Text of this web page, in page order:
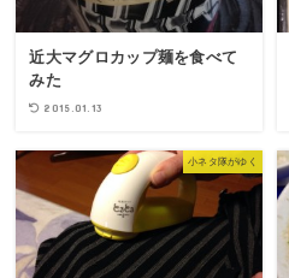
近大マグロカップ麺を食べて
みた
2015.01.13
小ネタ隊がゆく